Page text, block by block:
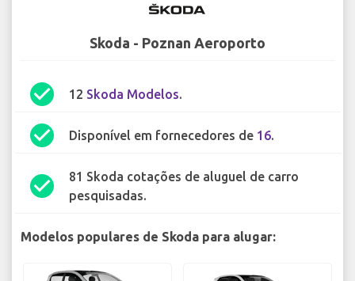
Skoda - Poznan Aeroporto
check_circle 12 Skoda Modelos.
check_circle Disponível em fornecedores de 16.
check_circle
81 Skoda cotações de aluguel de carro
pesquisadas.
Modelos populares de Skoda para alugar: